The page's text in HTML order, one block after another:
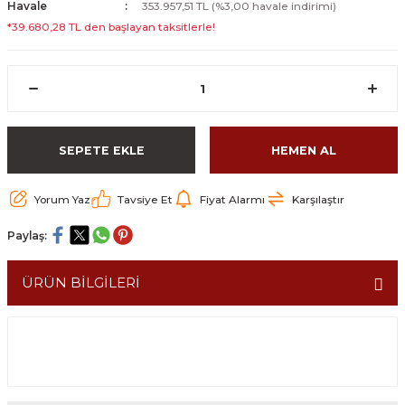
Havale
353.957,51 TL (%3,00 havale indirimi)
*39.680,28 TL den başlayan taksitlerle!
SEPETE EKLE HEMEN AL
Yorum Yaz Tavsiye Et Fiyat Alarmı Karşılaştır
Paylaş:
ÜRÜN BİLGİLERİ